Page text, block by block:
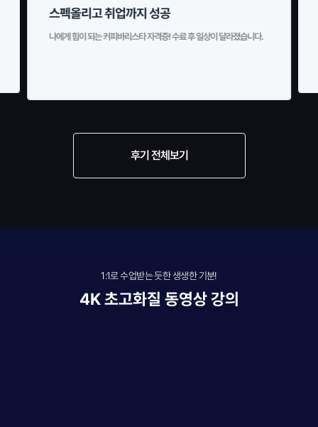
저도 할 수 있어요!!
아이만 키워온 저도 큰 어려움없이 자격증을 딸 수 있다는거에 놀랐어
후기 전체보기
1:1로 수업받는 듯한 생생한 기분!
4K 초고화질 동영상 강의